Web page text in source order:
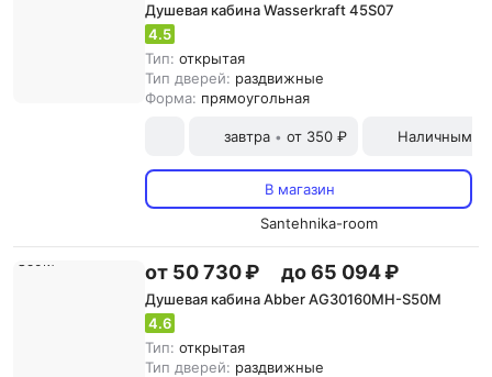
Душевая кабина Wasserkraft 45S07
4.5
Тип: открытая
Тип дверей: раздвижные
Форма: прямоугольная
завтра • от 350 ₽ Наличными
В магазин
Santehnika-room
от 50 730 ₽ до 65 094 ₽
Душевая кабина Abber AG30160MH-S50M
4.6
Тип: открытая
Тип дверей: раздвижные